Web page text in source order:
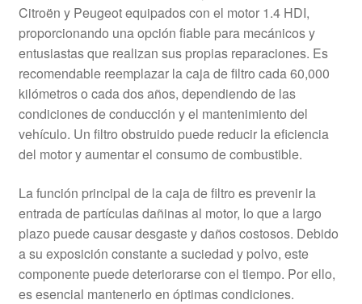
Citroën y Peugeot equipados con el motor 1.4 HDI,
proporcionando una opción fiable para mecánicos y
entusiastas que realizan sus propias reparaciones. Es
recomendable reemplazar la caja de filtro cada 60,000
kilómetros o cada dos años, dependiendo de las
condiciones de conducción y el mantenimiento del
vehículo. Un filtro obstruido puede reducir la eficiencia
del motor y aumentar el consumo de combustible.
La función principal de la caja de filtro es prevenir la
entrada de partículas dañinas al motor, lo que a largo
plazo puede causar desgaste y daños costosos. Debido
a su exposición constante a suciedad y polvo, este
componente puede deteriorarse con el tiempo. Por ello,
es esencial mantenerlo en óptimas condiciones.